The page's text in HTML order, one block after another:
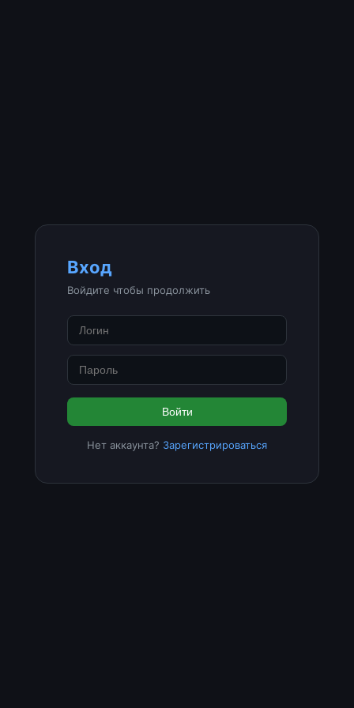
Вход
Войдите чтобы продолжить
Войти
Нет аккаунта? Зарегистрироваться